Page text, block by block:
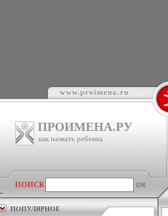
www.proimena.ru
ПРОИМЕНА.РУ
как назвать ребенка
ПОИСК
ПОПУЛЯРНОЕ